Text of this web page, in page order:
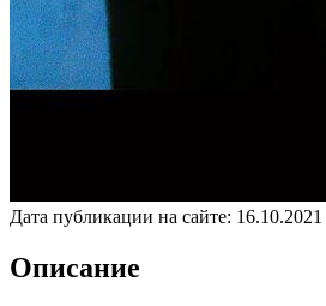
Дата публикации на сайте: 16.10.2021
Описание